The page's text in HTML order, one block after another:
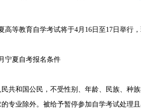
等教育自学考试将于4月16日至17日举行
夏自考报名条件
和国公民，不受性别、年龄、民族、种族
专业除外。被给予暂停参加自学考试处理